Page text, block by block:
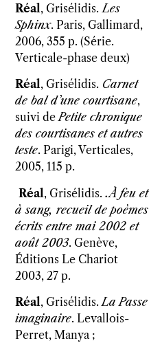
Réal , Grisélidis. Les
Sphinx. Paris, Gallimard,
2006, 355 p. (Série.
Verticale-phase deux)
Réal, Grisélidis. Carnet
de bal d’une courtisane,
suivi dePetite chronique
des courtisanes et autres
teste. Parigi, Verticales,
2005, 115 p.
Réal , Grisélidis. .À feu et
à sang, recueil de poèmes
écrits entre mai 2002 et
août 2003. Genève,
Éditions Le Chariot
2003, 27 p.
Réal , Grisélidis. La Passe
imaginaire. Levallois-
Perret, Manya ;